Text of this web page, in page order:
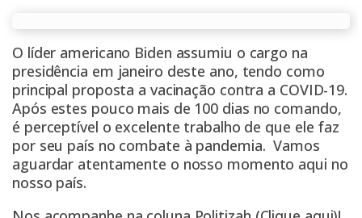
O líder americano Biden assumiu o cargo na
presidência em janeiro deste ano, tendo como
principal proposta a vacinação contra a COVID-19.
Após estes pouco mais de 100 dias no comando,
é perceptível o excelente trabalho de que ele faz
por seu país no combate à pandemia. Vamos
aguardar atentamente o nosso momento aqui no
nosso país.